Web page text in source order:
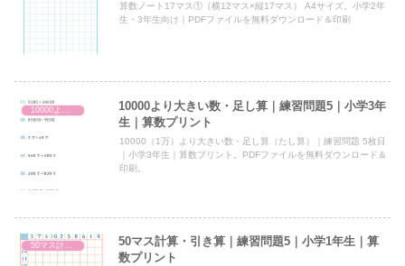
算数ノート17マス①（横12マス×縦17マス） A4サイズ。小学2年
生・3年生向け｜PDFファイルを無料ダウンロード＆印刷
10000より大きい数・足し算
10000より大きい数・足し算｜練習問題5｜小学3年
生｜算数プリント
10000（1万）より大きい数・足し算（たし算）｜練習問題 5枚目
｜小学3年生｜算数プリント。PDFファイルを無料ダウンロード＆
印刷。
50マス計算・引き算
50マス計算・引き算｜練習問題5｜小学1年生｜算
数プリント